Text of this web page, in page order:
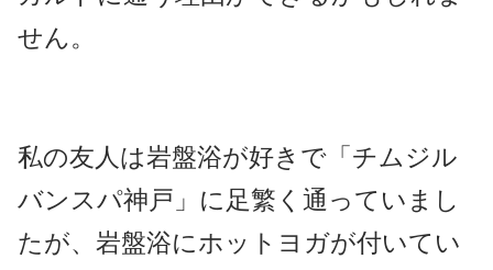
せん。
私の友人は岩盤浴が好きで「チムジル
バンスパ神戸」に足繁く通っていまし
たが、岩盤浴にホットヨガが付いてい